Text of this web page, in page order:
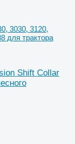
3030, 3120,
для трактора
Shift Collar